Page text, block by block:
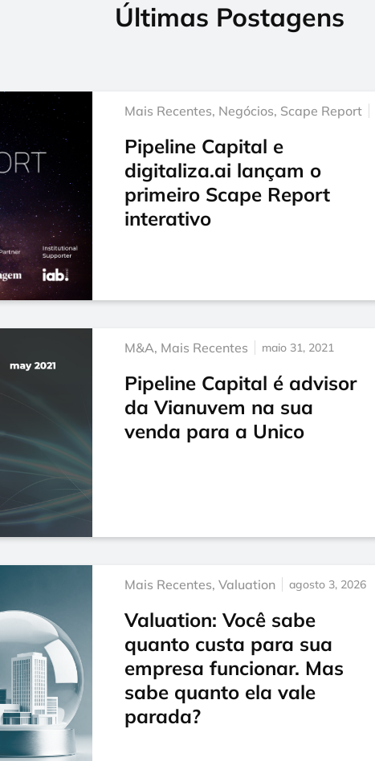
Últimas Postagens
Mais Recentes, Negócios, Scape Report
Pipeline Capital e
digitaliza.ai lançam o
primeiro Scape Report
interativo
M&A, Mais Recentes maio 31, 2021
Pipeline Capital é advisor
da Vianuvem na sua
venda para a Unico
Mais Recentes, Valuation agosto 3, 2026
Valuation: Você sabe
quanto custa para sua
empresa funcionar. Mas
sabe quanto ela vale
parada?